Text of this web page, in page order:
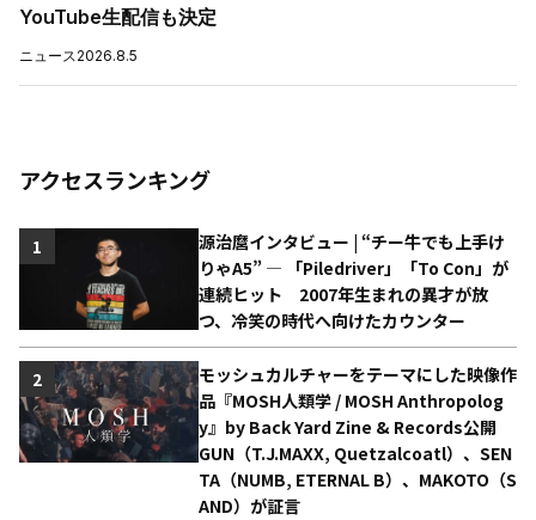
YouTube生配信も決定
ニュース 2026.8.5
アクセスランキング
源治麿インタビュー | “チー牛でも上手け
りゃA5” ― 「Piledriver」「To Con」が
連続ヒット 2007年生まれの異才が放
つ、冷笑の時代へ向けたカウンター
1
モッシュカルチャーをテーマにした映像作
品『MOSH人類学 / MOSH Anthropolog
y』by Back Yard Zine & Records公開
GUN（T.J.MAXX, Quetzalcoatl）、SEN
TA（NUMB, ETERNAL B）、MAKOTO（S
AND）が証言
2